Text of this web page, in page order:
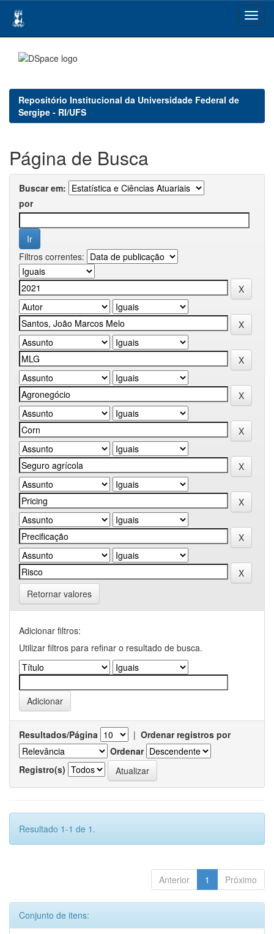
navigation
Repositório Institucional da Universidade Federal de
Sergipe - RI/UFS
Página de Busca
Buscar em:
por
Filtros correntes:
Retornar valores
Adicionar filtros:
Utilizar filtros para refinar o resultado de busca.
Resultados/Página | Ordenar registros por
Ordenar
Registro(s)
Resultado 1-1 de 1.
Anterior 1 Próximo
Conjunto de itens: